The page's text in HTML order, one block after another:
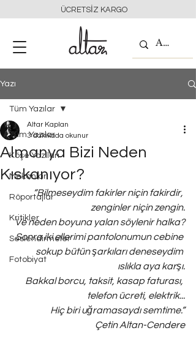
ÜCRETSİZ KARGO
Yazı
Tüm Yazılar
Köşe Yazıları
Mekanlar
Röportajlar
Kritikler
Seslendirmeler
Fotobiyat
Tüm Yazılar
Almanya Bizi Neden
Kıskanıyor?
Altar Kaplan
3 dakikada okunur
“Bilmeseydim fakirler niçin fakirdir,
zenginler niçin zengin.
Ve neden boyuna yalan söylenir halka?
Sonra iki ellerimi pantolonumun cebine
sokup bütün şarkıları deneseydim
ıslıkla aya karşı.
Bakkal borcu, taksit, kasap faturası,
telefon ücreti, elektrik...
Hiç biri uğramasaydı semtime.”
Çetin Altan-Cendere